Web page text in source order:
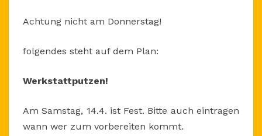
8.4.2018
Achtung nicht am Donnerstag!
folgendes steht auf dem Plan:
Werkstattputzen!
Am Samstag, 14.4. ist Fest. Bitte auch eintragen
wann wer zum vorbereiten kommt.